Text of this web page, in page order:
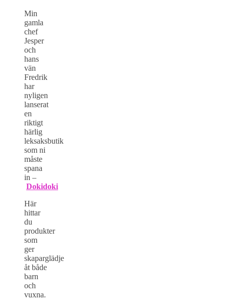
Min
gamla
chef
Jesper
och
hans
vän
Fredrik
har
nyligen
lanserat
en
riktigt
härlig
leksaksbutik
som ni
måste
spana
in –
Dokidoki
Här
hittar
du
produkter
som
ger
skaparglädje
åt både
barn
och
vuxna.